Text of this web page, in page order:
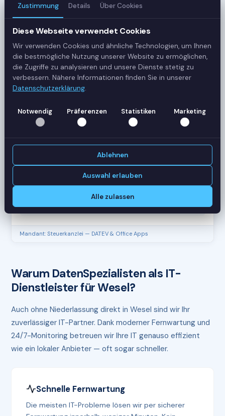
3
42
Sessions
SERVER-AUSLASTUNG
RDS-SRV01
18 Sessions
RAM
78%
RDS-SRV02
14 Sessions
RAM
61%
Mandant: Steuerkanzlei — DATEV & Office Apps
Warum DatenSpezialisten als IT-
Dienstleister für Wesel?
Auch ohne Niederlassung direkt in Wesel sind wir Ihr
zuverlässiger IT-Partner. Dank moderner Fernwartung und
24/7-Monitoring betreuen wir Ihre IT genauso effizient
wie ein lokaler Anbieter — oft sogar schneller.
Schnelle Fernwartung
Die meisten IT-Probleme lösen wir per sicherer
Zustimmung Details Über Cookies
Diese Webseite verwendet Cookies
Wir verwenden Cookies und ähnliche Technologien, um Ihnen
die bestmögliche Nutzung unserer Website zu ermöglichen,
die Zugriffe zu analysieren und unsere Dienste stetig zu
verbessern. Nähere Informationen finden Sie in unserer
Datenschutzerklärung.
Notwendig Präferenzen Statistiken Marketing
Ablehnen
Auswahl erlauben
Alle zulassen